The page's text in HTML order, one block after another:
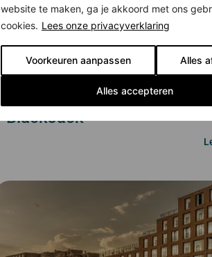
website te maken, ga je akkoord met ons
cookies. Lees onze privacyverklaring
Voorkeuren aanpassen Alles
Alles accepteren
BlackJack